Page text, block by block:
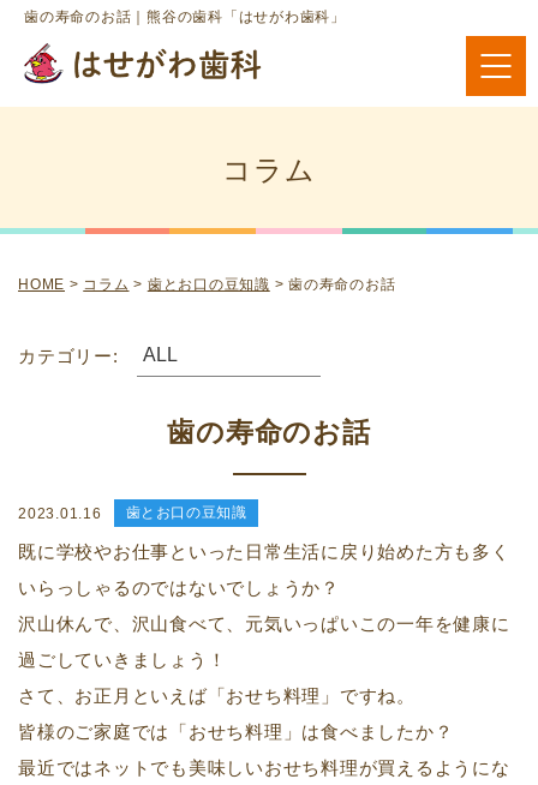
歯の寿命のお話｜熊谷の歯科「はせがわ歯科」
コラム
HOME > コラム > 歯とお口の豆知識 > 歯の寿命のお話
カテゴリー:
歯の寿命のお話
2023.01.16 歯とお口の豆知識
既に学校やお仕事といった日常生活に戻り始めた方も多く
いらっしゃるのではないでしょうか？
沢山休んで、沢山食べて、元気いっぱいこの一年を健康に
過ごしていきましょう！
さて、お正月といえば「おせち料理」ですね。
皆様のご家庭では「おせち料理」は食べましたか？
最近ではネットでも美味しいおせち料理が買えるようにな